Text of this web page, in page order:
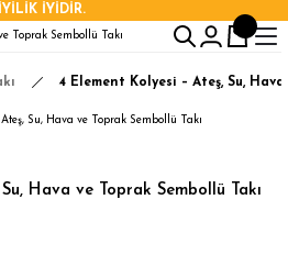
İYİLİK İYİDİR.
4 Element Kolyesi – Ateş, Su,
Hava ve Toprak Sembollü Takı